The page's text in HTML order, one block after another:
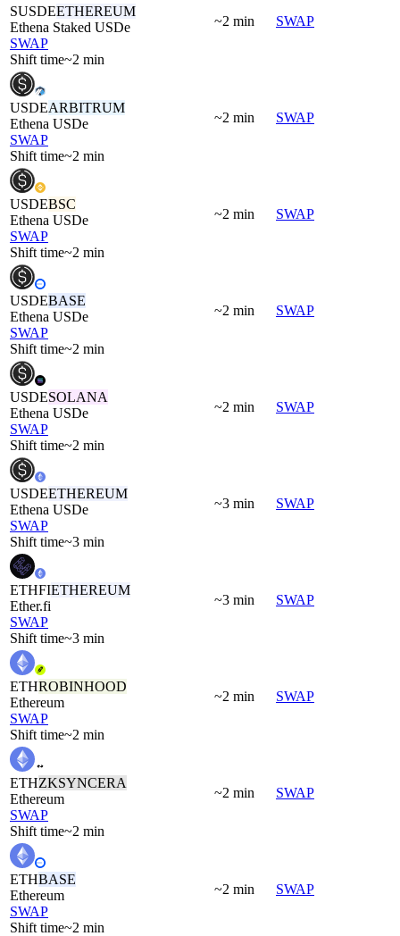
SUSDEETHEREUM
Ethena Staked USDe
SWAP
Shift time~2 min
~2 min SWAP
USDEARBITRUM
Ethena USDe
SWAP
Shift time~2 min
~2 min SWAP
USDEBSC
Ethena USDe
SWAP
Shift time~2 min
~2 min SWAP
USDEBASE
Ethena USDe
SWAP
Shift time~2 min
~2 min SWAP
USDESOLANA
Ethena USDe
SWAP
Shift time~2 min
~2 min SWAP
USDEETHEREUM
Ethena USDe
SWAP
Shift time~3 min
~3 min SWAP
ETHFIETHEREUM
Ether.fi
SWAP
Shift time~3 min
~3 min SWAP
ETHROBINHOOD
Ethereum
SWAP
Shift time~2 min
~2 min SWAP
ETHZKSYNCERA
Ethereum
SWAP
Shift time~2 min
~2 min SWAP
ETHBASE
Ethereum
SWAP
Shift time~2 min
~2 min SWAP